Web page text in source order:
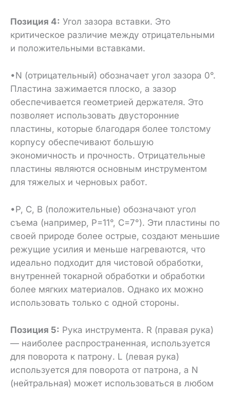
Позиция 4: Угол зазора вставки. Это
критическое различие между отрицательными
и положительными вставками.
•N (отрицательный) обозначает угол зазора 0°.
Пластина зажимается плоско, а зазор
обеспечивается геометрией держателя. Это
позволяет использовать двусторонние
пластины, которые благодаря более толстому
корпусу обеспечивают большую
экономичность и прочность. Отрицательные
пластины являются основным инструментом
для тяжелых и черновых работ.
•P, C, B (положительные) обозначают угол
съема (например, P=11°, C=7°). Эти пластины по
своей природе более острые, создают меньшие
режущие усилия и меньше нагреваются, что
идеально подходит для чистовой обработки,
внутренней токарной обработки и обработки
более мягких материалов. Однако их можно
использовать только с одной стороны.
Позиция 5: Рука инструмента. R (правая рука)
— наиболее распространенная, используется
для поворота к патрону. L (левая рука)
используется для поворота от патрона, а N
(нейтральная) может использоваться в любом